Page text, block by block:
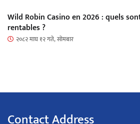
Wild Robin Casino en 2026 : quels
rentables ?
२०८२ माघ १२ गते, सोमबार
Contact Address